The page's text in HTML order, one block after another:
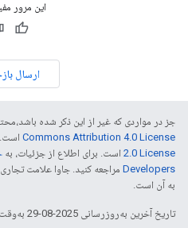
این مرور
ارسال
جز در مواردی که غیر از این ذکر شده
Commons Attribution 4.0 License است.
2.0 License است. برای اطلاع از جزئیات، به
Developers‏
به آن است.
تاریخ آخرین به‌روزرسانی 2025-08-29 به‌وقت ساعت هماهنگ جهانی.